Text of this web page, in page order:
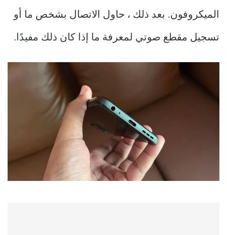
الميكروفون. بعد ذلك ، حاول الاتصال بشخص ما أو
تسجيل مقطع صوتي لمعرفة ما إذا كان ذلك مفيدًا.